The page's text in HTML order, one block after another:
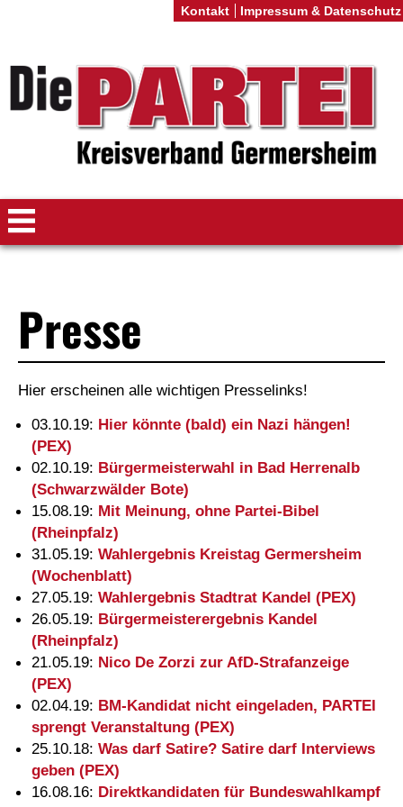
Presse
Hier erscheinen alle wichtigen Presselinks!
03.10.19: Hier könnte (bald) ein Nazi hängen!
(PEX)
02.10.19: Bürgermeisterwahl in Bad Herrenalb
(Schwarzwälder Bote)
15.08.19: Mit Meinung, ohne Partei-Bibel
(Rheinpfalz)
31.05.19: Wahlergebnis Kreistag Germersheim
(Wochenblatt)
27.05.19: Wahlergebnis Stadtrat Kandel (PEX)
26.05.19: Bürgermeisterergebnis Kandel
(Rheinpfalz)
21.05.19: Nico De Zorzi zur AfD-Strafanzeige
(PEX)
02.04.19: BM-Kandidat nicht eingeladen, PARTEI
sprengt Veranstaltung (PEX)
25.10.18: Was darf Satire? Satire darf Interviews
geben (PEX)
16.08.16: Direktkandidaten für Bundeswahlkampf
Kontakt Impressum & Datenschutz